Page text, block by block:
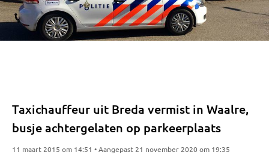
Taxichauffeur uit Breda vermist in Waalre,
busje achtergelaten op parkeerplaats
11 maart 2015 om 14:51 • Aangepast 21 november 2020 om 19:35